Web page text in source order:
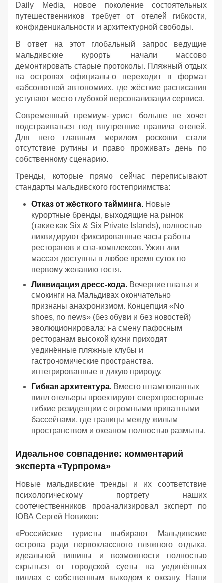
Daily Media, новое поколение состоятельных
путешественников требует от отелей гибкости,
конфиденциальности и архитектурной свободы.
В ответ на этот глобальный запрос ведущие
мальдивские курорты начали массово
демонтировать старые протоколы. Пляжный отдых
на островах официально переходит в формат
«абсолютной автономии», где жёсткие расписания
уступают место глубокой персонализации сервиса.
Современный премиум-турист больше не хочет
подстраиваться под внутренние правила отелей.
Для него главным мерилом роскоши стали
отсутствие рутины и право проживать день по
собственному сценарию.
Тренды, которые прямо сейчас переписывают
стандарты мальдивского гостеприимства:
Отказ от жёсткого тайминга. Новые
курортные бренды, выходящие на рынок
(такие как Six & Six Private Islands), полностью
ликвидируют фиксированные часы работы
ресторанов и спа-комплексов. Ужин или
массаж доступны в любое время суток по
первому желанию гостя.
Ликвидация дресс-кода. Вечерние платья и
смокинги на Мальдивах окончательно
признаны анахронизмом. Концепция «No
shoes, no news» (без обуви и без новостей)
эволюционировала: на смену пафосным
ресторанам высокой кухни приходят
уединённые пляжные клубы и
гастрономические пространства,
интегрированные в дикую природу.
Гибкая архитектура. Вместо штампованных
вилл отельеры проектируют сверхпросторные
гибкие резиденции с огромными приватными
бассейнами, где границы между жилым
пространством и океаном полностью размыты.
Идеальное совпадение: комментарий
эксперта «Турпрома»
Новые мальдивские тренды и их соответствие
психологическому портрету наших
соотечественников проанализировал эксперт по
ЮВА Сергей Новиков:
«Российские туристы выбирают Мальдивские
острова ради первоклассного пляжного отдыха,
идеальной тишины и возможности полностью
скрыться от городской суеты на уединённых
виллах с собственным выходом к океану. Наши